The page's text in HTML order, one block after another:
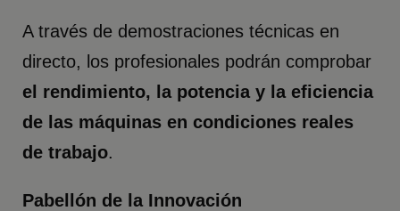
A través de demostraciones técnicas en
directo, los profesionales podrán comprobar
el rendimiento, la potencia y la eficiencia
de las máquinas en condiciones reales
de trabajo.
Pabellón de la Innovación